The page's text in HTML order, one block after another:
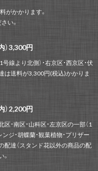
がかかります。
い。
）3,300円
線より北側）・右京区・西京区・伏
は送料が3,300円(税込)かかりま
）2,200円
・南区・山科区・左京区の一部（1
ジ・胡蝶蘭・観葉植物・プリザー
配達（スタンド花以外の商品の配